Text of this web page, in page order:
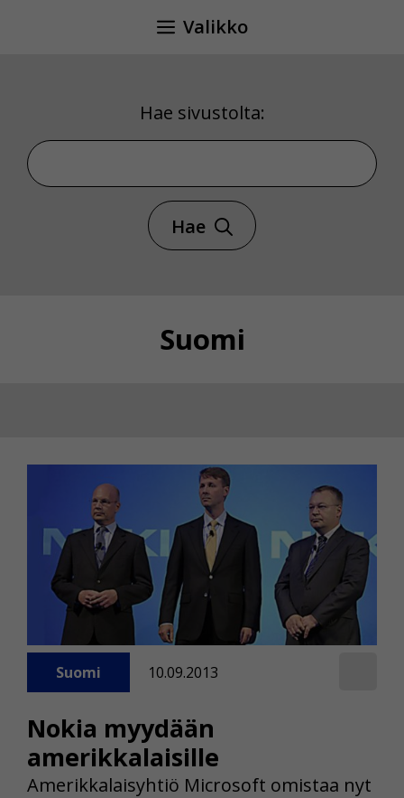
Valikko
Hae sivustolta:
Hae sivustolta
Hae
Suomi
Nokia myydään
amerikkalaisille
Suomi 10.09.2013
Amerikkalaisyhtiö Microsoft omistaa nyt